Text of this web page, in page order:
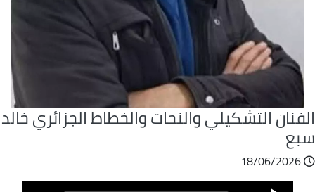
التشكيلي والنحات والخطاط الجزائري خالد
18/06/2026